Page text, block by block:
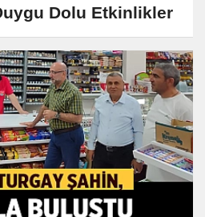
Dolu Etkinlikler